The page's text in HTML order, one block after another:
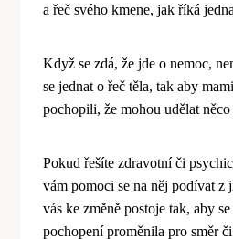
a řeč svého kmene, jak říká
Když se zdá, že jde o nemoc,
se jednat o řeč těla, tak aby
pochopili, že mohou udělat
Pokud řešíte zdravotní či
vám pomoci se na něj podívat z
vás ke změně postoje tak, aby
pochopení proměnila pro směr